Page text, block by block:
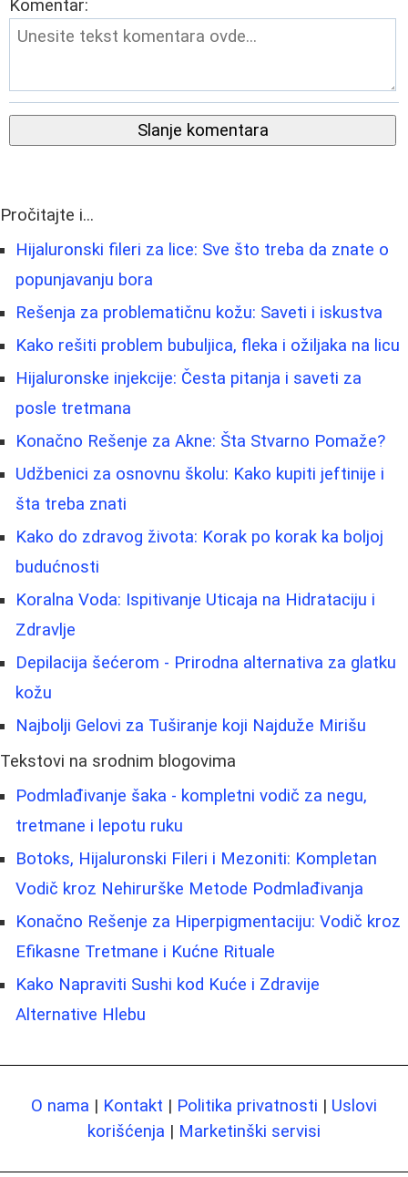
Komentar:
Slanje komentara
Pročitajte i...
Hijaluronski fileri za lice: Sve što treba da znate o
popunjavanju bora
Rešenja za problematičnu kožu: Saveti i iskustva
Kako rešiti problem bubuljica, fleka i ožiljaka na licu
Hijaluronske injekcije: Česta pitanja i saveti za
posle tretmana
Konačno Rešenje za Akne: Šta Stvarno Pomaže?
Udžbenici za osnovnu školu: Kako kupiti jeftinije i
šta treba znati
Kako do zdravog života: Korak po korak ka boljoj
budućnosti
Koralna Voda: Ispitivanje Uticaja na Hidrataciju i
Zdravlje
Depilacija šećerom - Prirodna alternativa za glatku
kožu
Najbolji Gelovi za Tuširanje koji Najduže Mirišu
Tekstovi na srodnim blogovima
Podmlađivanje šaka - kompletni vodič za negu,
tretmane i lepotu ruku
Botoks, Hijaluronski Fileri i Mezoniti: Kompletan
Vodič kroz Nehirurške Metode Podmlađivanja
Konačno Rešenje za Hiperpigmentaciju: Vodič kroz
Efikasne Tretmane i Kućne Rituale
Kako Napraviti Sushi kod Kuće i Zdravije
Alternative Hlebu
O nama | Kontakt | Politika privatnosti | Uslovi
korišćenja | Marketinški servisi